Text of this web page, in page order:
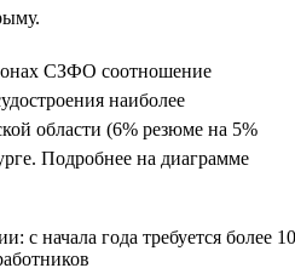
СЗФО соотношение
наиболее
области (6% резюме на 5%
Подробнее на диаграмме